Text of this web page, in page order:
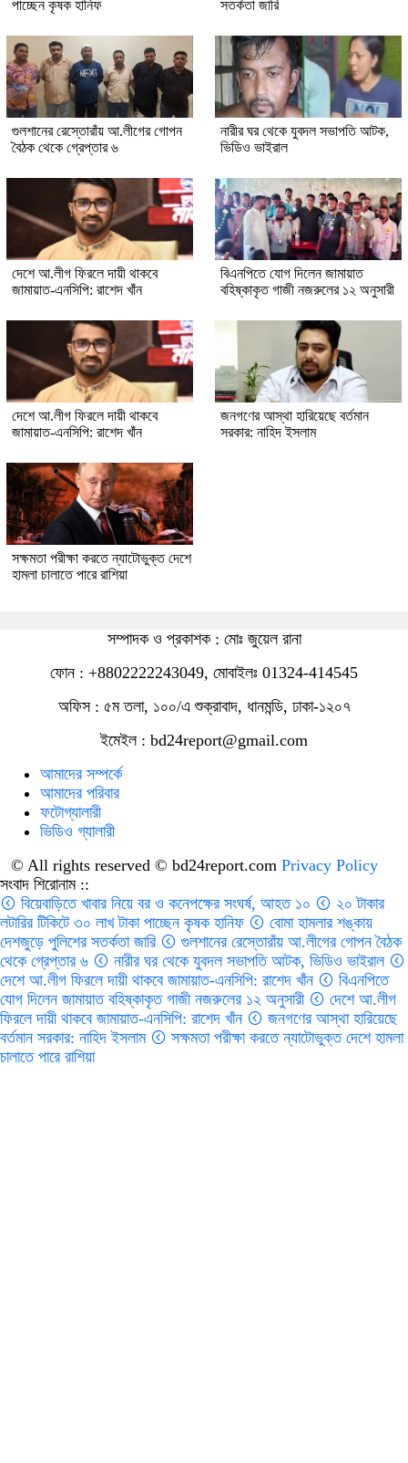
পাচ্ছেন কৃষক হানিফ সতর্কতা জারি
গুলশানের রেস্তোরাঁয় আ.লীগের গোপন
বৈঠক থেকে গ্রেপ্তার ৬
নারীর ঘর থেকে যুবদল সভাপতি আটক,
ভিডিও ভাইরাল
দেশে আ.লীগ ফিরলে দায়ী থাকবে
জামায়াত-এনসিপি: রাশেদ খাঁন
বিএনপিতে যোগ দিলেন জামায়াত
বহিষ্কাকৃত গাজী নজরুলের ১২ অনুসারী
দেশে আ.লীগ ফিরলে দায়ী থাকবে
জামায়াত-এনসিপি: রাশেদ খাঁন
জনগণের আস্থা হারিয়েছে বর্তমান
সরকার: নাহিদ ইসলাম
সক্ষমতা পরীক্ষা করতে ন্যাটোভুক্ত দেশে
হামলা চালাতে পারে রাশিয়া
সম্পাদক ও প্রকাশক : মোঃ জুয়েল রানা
ফোন : +8802222243049, মোবাইলঃ 01324-414545
অফিস : ৫ম তলা, ১০০/এ শুক্রাবাদ, ধানমন্ডি, ঢাকা-১২০৭
ইমেইল : bd24report@gmail.com
আমাদের সম্পর্কে
আমাদের পরিবার
ফটোগ্যালারী
ভিডিও গ্যালারী
© All rights reserved © bd24report.com Privacy Policy
সংবাদ শিরোনাম ::
বিয়েবাড়িতে খাবার নিয়ে বর ও কনেপক্ষের সংঘর্ষ, আহত ১০
২০ টাকার
লটারির টিকিটে ৩০ লাখ টাকা পাচ্ছেন কৃষক হানিফ
বোমা হামলার শঙ্কায়
দেশজুড়ে পুলিশের সতর্কতা জারি
গুলশানের রেস্তোরাঁয় আ.লীগের গোপন বৈঠক
থেকে গ্রেপ্তার ৬
নারীর ঘর থেকে যুবদল সভাপতি আটক, ভিডিও ভাইরাল
দেশে আ.লীগ ফিরলে দায়ী থাকবে জামায়াত-এনসিপি: রাশেদ খাঁন
বিএনপিতে
যোগ দিলেন জামায়াত বহিষ্কাকৃত গাজী নজরুলের ১২ অনুসারী
দেশে আ.লীগ
ফিরলে দায়ী থাকবে জামায়াত-এনসিপি: রাশেদ খাঁন
জনগণের আস্থা হারিয়েছে
বর্তমান সরকার: নাহিদ ইসলাম
সক্ষমতা পরীক্ষা করতে ন্যাটোভুক্ত দেশে হামলা
চালাতে পারে রাশিয়া